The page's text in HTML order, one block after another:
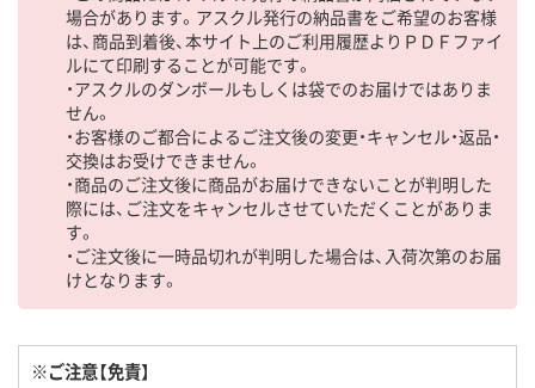
場合があります。アスクル発行の納品書をご希望のお客様
は、商品到着後、本サイト上のご利用履歴よりＰＤＦファイ
ルにて印刷することが可能です。
・アスクルのダンボールもしくは袋でのお届けではありま
せん。
・お客様のご都合によるご注文後の変更・キャンセル・返品・
交換はお受けできません。
・商品のご注文後に商品がお届けできないことが判明した
際には、ご注文をキャンセルさせていただくことがありま
す。
・ご注文後に一時品切れが判明した場合は、入荷次第のお届
けとなります。
※ご注意【免責】